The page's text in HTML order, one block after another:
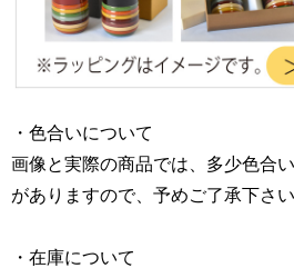
・色合いについて
画像と実際の商品では、多少色合
がありますので、予めご了承下さい
・在庫について